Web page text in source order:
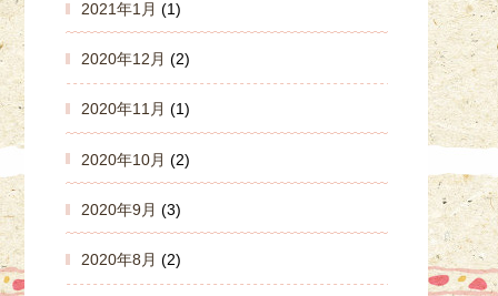
2021年1月 (1)
2020年12月 (2)
2020年11月 (1)
2020年10月 (2)
2020年9月 (3)
2020年8月 (2)